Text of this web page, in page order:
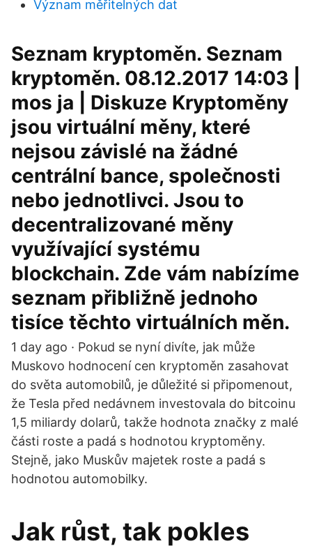
Význam měřitelných dat
Seznam kryptoměn. Seznam
kryptoměn. 08.12.2017 14:03 |
mos ja | Diskuze Kryptoměny
jsou virtuální měny, které
nejsou závislé na žádné
centrální bance, společnosti
nebo jednotlivci. Jsou to
decentralizované měny
využívající systému
blockchain. Zde vám nabízíme
seznam přibližně jednoho
tisíce těchto virtuálních měn.
1 day ago · Pokud se nyní divíte, jak může
Muskovo hodnocení cen kryptoměn zasahovat
do světa automobilů, je důležité si připomenout,
že Tesla před nedávnem investovala do bitcoinu
1,5 miliardy dolarů, takže hodnota značky z malé
části roste a padá s hodnotou kryptoměny.
Stejně, jako Muskův majetek roste a padá s
hodnotou automobilky.
Jak růst, tak pokles